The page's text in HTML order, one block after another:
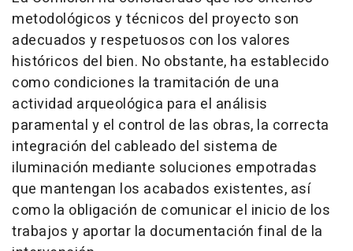
metodológicos y técnicos del proyecto son
adecuados y respetuosos con los valores
históricos del bien. No obstante, ha establecido
como condiciones la tramitación de una
actividad arqueológica para el análisis
paramental y el control de las obras, la correcta
integración del cableado del sistema de
iluminación mediante soluciones empotradas
que mantengan los acabados existentes, así
como la obligación de comunicar el inicio de los
trabajos y aportar la documentación final de la